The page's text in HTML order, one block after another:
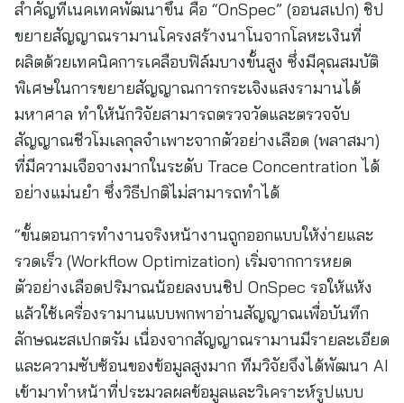
สำคัญที่เนคเทคพัฒนาขึ้น คือ “OnSpec” (ออนสเปก) ชิป
ขยายสัญญาณรามานโครงสร้างนาโนจากโลหะเงินที่
ผลิตด้วยเทคนิคการเคลือบฟิล์มบางขั้นสูง ซึ่งมีคุณสมบัติ
พิเศษในการขยายสัญญาณการกระเจิงแสงรามานได้
มหาศาล ทำให้นักวิจัยสามารถตรวจวัดและตรวจจับ
สัญญาณชีวโมเลกุลจำเพาะจากตัวอย่างเลือด (พลาสมา)
ที่มีความเจือจางมากในระดับ Trace Concentration ได้
อย่างแม่นยำ ซึ่งวิธีปกติไม่สามารถทำได้
“ขั้นตอนการทำงานจริงหน้างานถูกออกแบบให้ง่ายและ
รวดเร็ว (Workflow Optimization) เริ่มจากการหยด
ตัวอย่างเลือดปริมาณน้อยลงบนชิป OnSpec รอให้แห้ง
แล้วใช้เครื่องรามานแบบพกพาอ่านสัญญาณเพื่อบันทึก
ลักษณะสเปกตรัม เนื่องจากสัญญาณรามานมีรายละเอียด
และความซับซ้อนของข้อมูลสูงมาก ทีมวิจัยจึงได้พัฒนา AI
เข้ามาทำหน้าที่ประมวลผลข้อมูลและวิเคราะห์รูปแบบ